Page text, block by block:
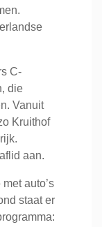
C-
die
Vanuit
Kruithof
aan.
auto’s
staat er